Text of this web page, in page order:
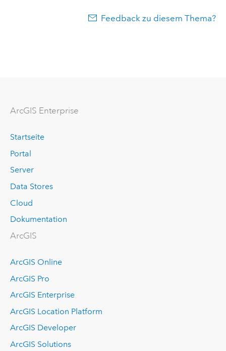
Feedback zu diesem Thema?
ArcGIS Enterprise
Startseite
Portal
Server
Data Stores
Cloud
Dokumentation
ArcGIS
ArcGIS Online
ArcGIS Pro
ArcGIS Enterprise
ArcGIS Location Platform
ArcGIS Developer
ArcGIS Solutions